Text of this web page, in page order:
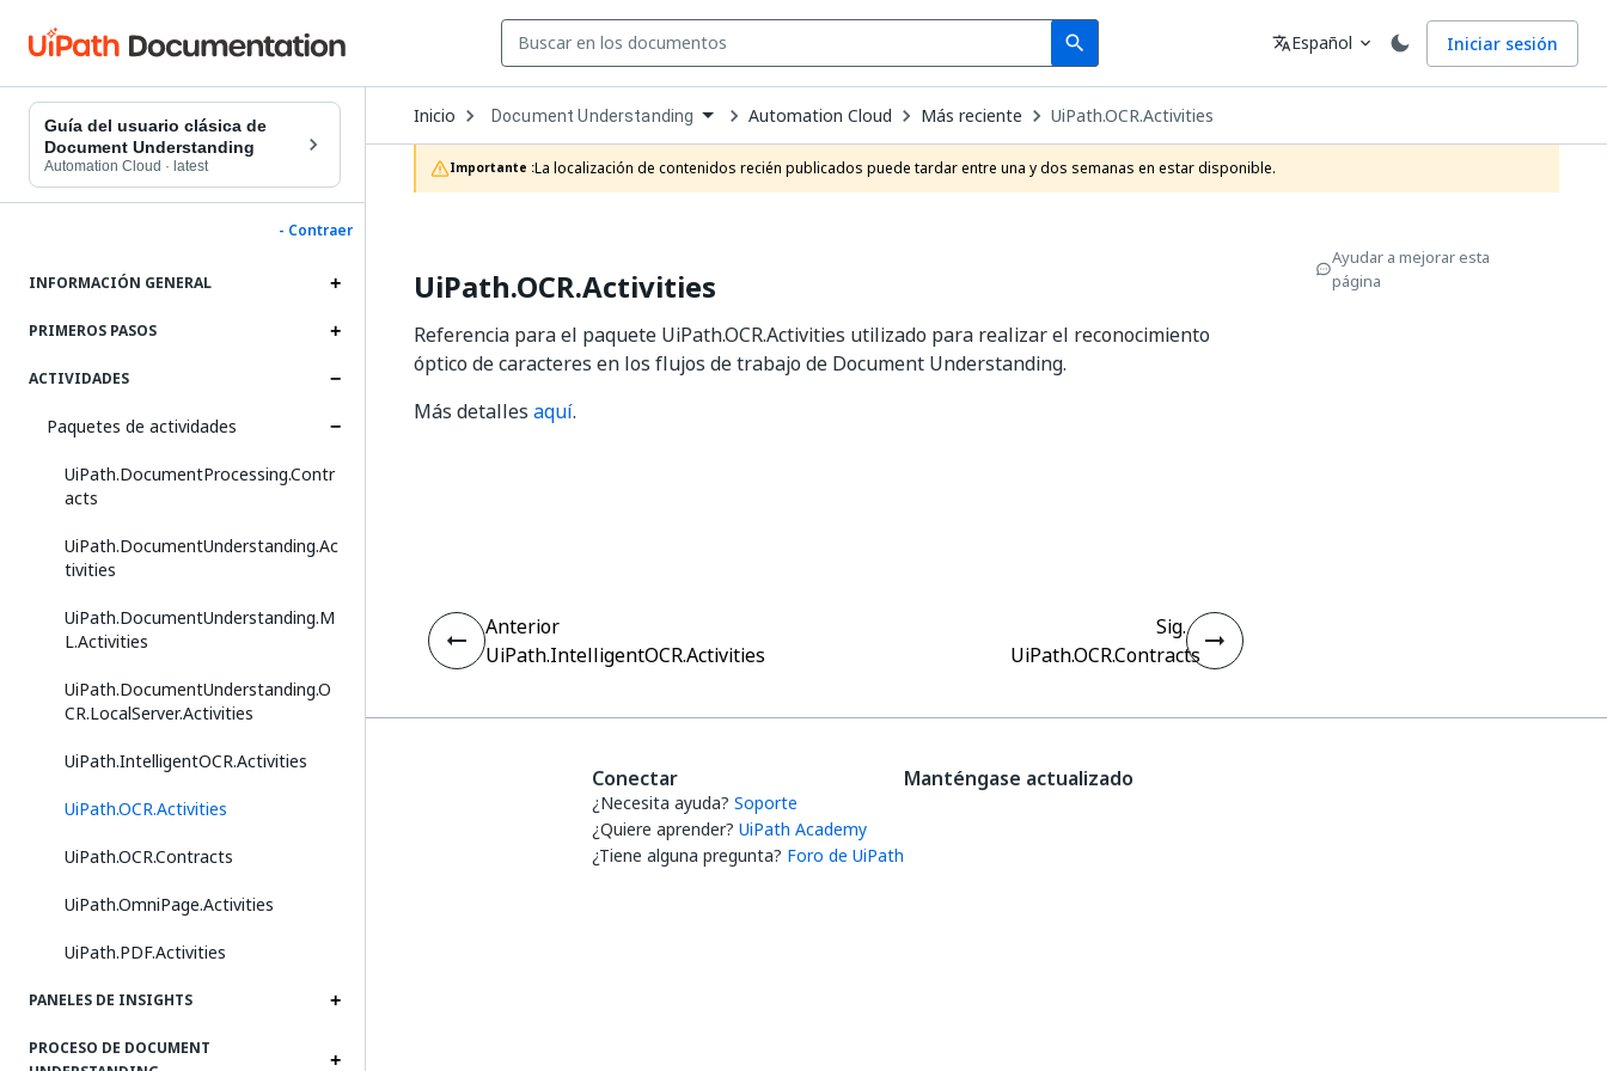
search
Search Idioma
translateEspañol expand_more Iniciar sesión
Guía del usuario clásica de
Document Understanding
Automation Cloud · latest
- Contraer
INFORMACIÓN GENERAL
PRIMEROS PASOS
ACTIVIDADES
Paquetes de actividades
UiPath.DocumentProcessing.Contr
acts
UiPath.DocumentUnderstanding.Ac
tivities
UiPath.DocumentUnderstanding.M
L.Activities
UiPath.DocumentUnderstanding.O
CR.LocalServer.Activities
UiPath.IntelligentOCR.Activities
UiPath.OCR.Activities
UiPath.OCR.Contracts
UiPath.OmniPage.Activities
UiPath.PDF.Activities
PANELES DE INSIGHTS
PROCESO DE DOCUMENT
Inicio Open
Dropdown
to
choose
product
Document Understanding Automation Cloud Más reciente UiPath.OCR.Activities
Importante :La localización de contenidos recién publicados puede tardar entre una y dos semanas en estar disponible.
UiPath.OCR.Activities
Referencia para el paquete UiPath.OCR.Activities utilizado para realizar el reconocimiento
óptico de caracteres en los flujos de trabajo de Document Understanding.
Más detalles aquí.
Ayudar a mejorar esta
página
Anterior
UiPath.IntelligentOCR.Activities
Sig.
UiPath.OCR.Contracts
Conectar
¿Necesita ayuda? Soporte
¿Quiere aprender? UiPath Academy
¿Tiene alguna pregunta? Foro de UiPath
Manténgase actualizado